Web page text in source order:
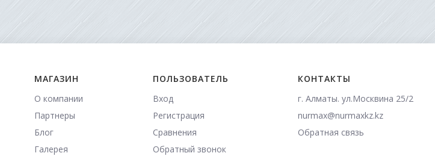
МАГАЗИН
О компании
Партнеры
Блог
Галерея
ПОЛЬЗОВАТЕЛЬ
Вход
Регистрация
Сравнения
Обратный звонок
КОНТАКТЫ
г. Алматы. ул.Москвина 25/2
nurmax@nurmaxkz.kz
Обратная связь